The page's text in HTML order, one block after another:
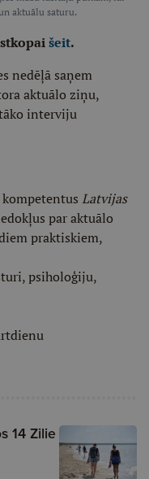
aktuālu saturu.
šeit.
nedēļā saņem
aktuālo ziņu,
interviju
Latvijas
par aktuālo
praktiskiem,
psiholoģiju,
14 Zilie